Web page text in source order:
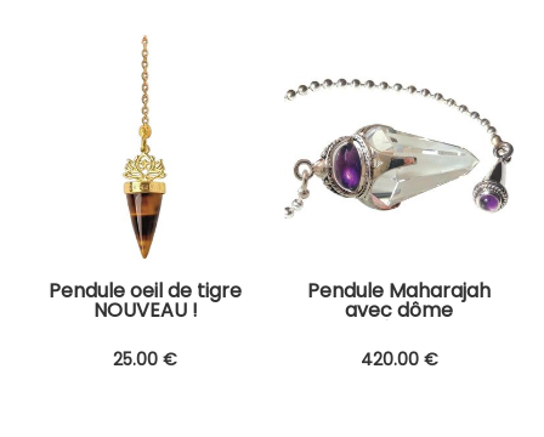
Pendule oeil de tigre
NOUVEAU !
25.00 €
Pendule Maharajah
avec dôme
Améthyste
(D.Coquelle)
420.00 €